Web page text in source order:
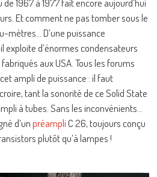
1967 à 1977 fait encore aujourd’hui
Et comment ne pas tomber sous le
mètres… D’une puissance
exploite d’énormes condensateurs
aux USA. Tous les forums
ampli de puissance : il faut
tant la sonorité de ce Solid State
à tubes. Sans les inconvénients…
d’unpréampliC 26, toujours conçu
plutôt qu’à lampes !